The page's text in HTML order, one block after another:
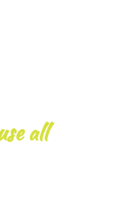
all